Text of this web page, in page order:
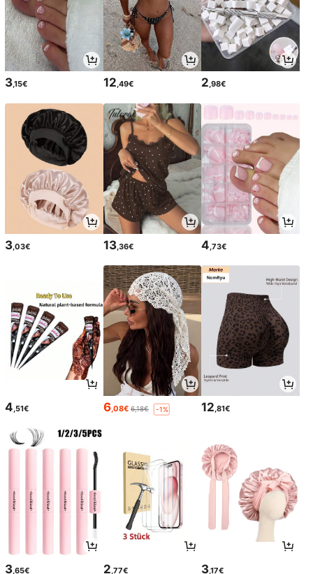
3,15€ 12,49€ 2,98€
3 ,03€ 13,36€ 4 ,73€
4,51€ 6,08€ 6,18€ -1% 12,81€
3,65€ 2,77€ 3,17€